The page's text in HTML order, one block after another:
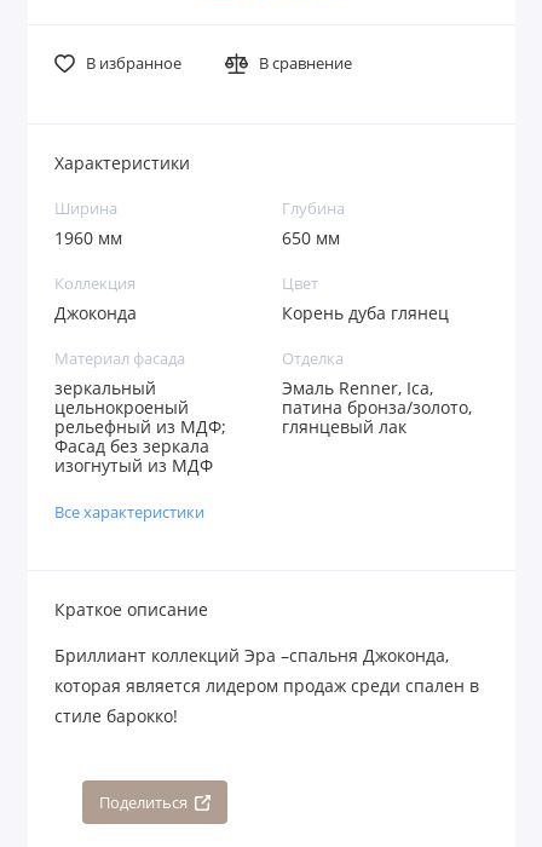
В избранное В сравнение
Характеристики
Ширина
1960 мм
Глубина
650 мм
Коллекция
Джоконда
Цвет
Корень дуба глянец
Материал фасада
зеркальный
цельнокроеный
рельефный из МДФ;
Фасад без зеркала
изогнутый из МДФ
Отделка
Эмаль Renner, Ica,
патина бронза/золото,
глянцевый лак
Все характеристики
Краткое описание
Бриллиант коллекций Эра –спальня Джоконда,
которая является лидером продаж среди спален в
стиле барокко!
Поделиться